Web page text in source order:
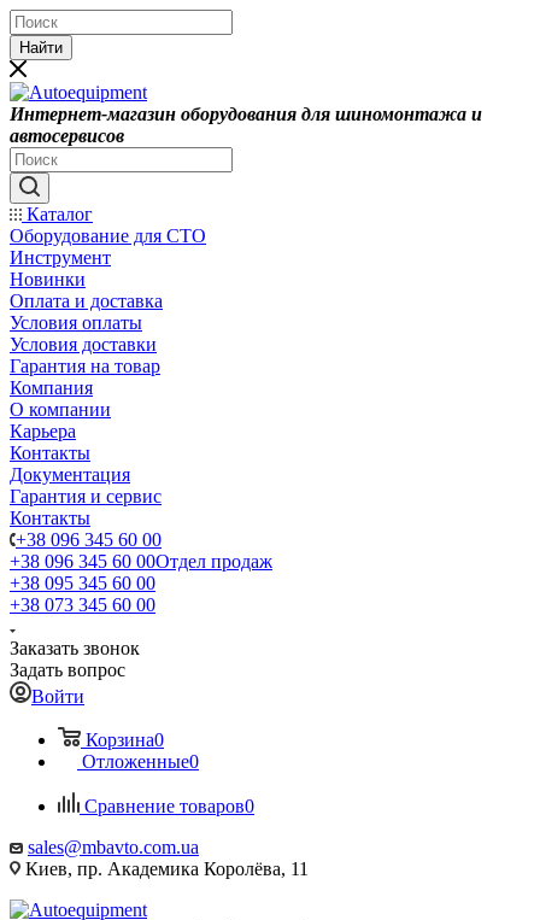
Найти
Интернет-магазин оборудования для шиномонтажа и
автосервисов
Каталог
Оборудование для СТО
Инструмент
Новинки
Оплата и доставка
Условия оплаты
Условия доставки
Гарантия на товар
Компания
О компании
Карьера
Контакты
Документация
Гарантия и сервис
Контакты
+38 096 345 60 00
+38 096 345 60 00Отдел продаж
+38 095 345 60 00
+38 073 345 60 00
Заказать звонок
Задать вопрос
Войти
Корзина0
Отложенные0
Сравнение товаров0
sales@mbavto.com.ua
Киев, пр. Академика Королёва, 11